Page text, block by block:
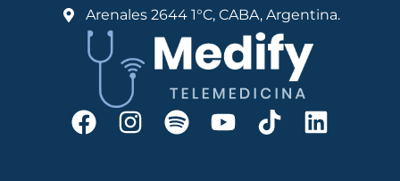
Arenales 2644 1°C, CABA, Argentina.